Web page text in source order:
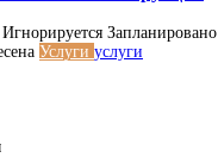
Игнорируется Запланировано
Услуги услуги